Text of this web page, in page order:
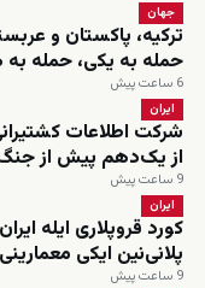
جهان
ترکیه، پاکستان و
حمله به یکی، حمله
6 ساعت پیش
ایران
شرکت اطلاعات
از یک‌دهم پیش از
9 ساعت پیش
ایران
کورد قروپلاری ایله
پلانی‌نین ایکی
9 ساعت پیش